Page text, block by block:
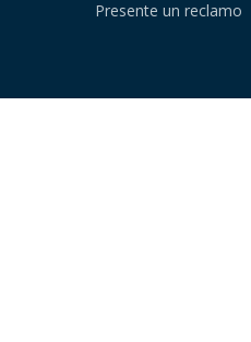
Presente un reclamo